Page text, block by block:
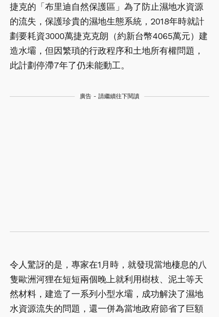
捷克的「布里迪自然保護區」為了防止濕地水資源
的流失，保護珍貴的濕地生態系統，2018年時就計
劃要耗資3000萬捷克克朗（約新台幣4065萬元）建
造水壩，但因繁瑣的行政程序和土地所有權問題，
此計劃停滯7年了仍未能動工。
廣告 - 請繼續往下閱讀
令人驚訝的是，專家在1月時，就發現當地棲息的八
隻歐洲河狸在短短兩個晚上就利用樹枝、泥土等天
然材料，建造了一系列小型水壩，成功解決了濕地
水資源流失的問題，還一併為當地政府節省了巨額